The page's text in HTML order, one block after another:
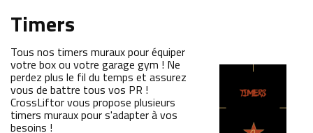
Timers
Tous nos timers muraux pour équiper
votre box ou votre garage gym ! Ne
perdez plus le fil du temps et assurez
vous de battre tous vos PR !
CrossLiftor vous propose plusieurs
timers muraux pour s'adapter à vos
besoins !